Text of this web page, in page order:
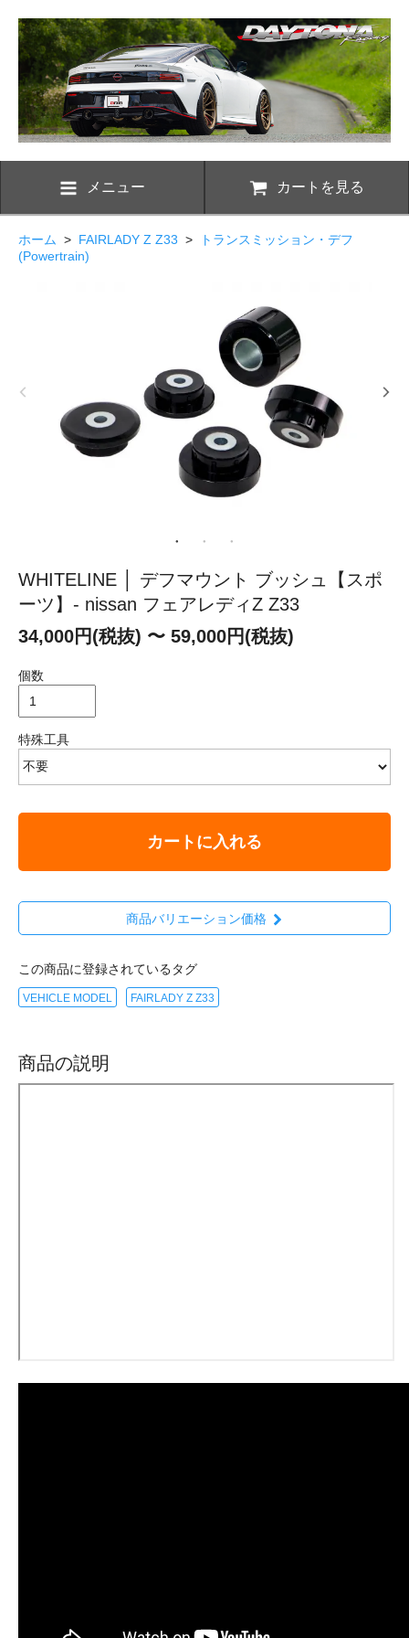
メニュー カートを見る
ホーム > FAIRLADY Z Z33 >
トランスミッション・デフ
(Powertrain)
WHITELINE │ デフマウント ブッシュ【スポ
ーツ】- nissan フェアレディZ Z33
34,000円(税抜) 〜 59,000円(税抜)
個数
特殊工具
カートに入れる
商品バリエーション価格
この商品に登録されているタグ
VEHICLE MODEL FAIRLADY Z Z33
商品の説明